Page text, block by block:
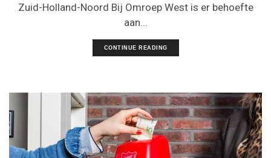
Zuid-Holland-Noord Bij Omroep West is er behoefte
aan...
CONTINUE READING